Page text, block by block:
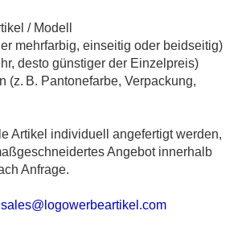
/ Modell
mehrfarbig, einseitig oder beidseitig)
desto günstiger der Einzelpreis)
(z. B. Pantonefarbe, Verpackung,
Artikel individuell angefertigt werden,
Angebot innerhalb
Anfrage.
sales@logowerbeartikel.com